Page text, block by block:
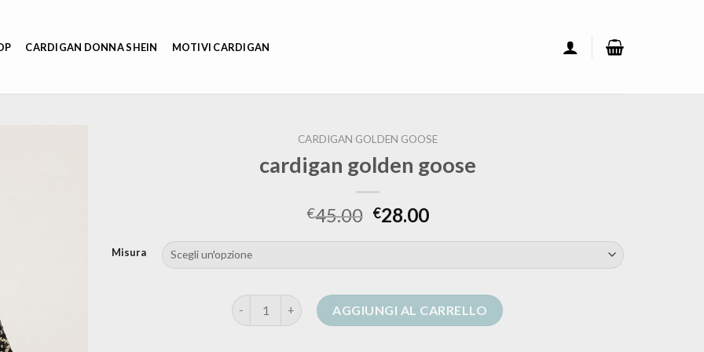
CARDIGAN DONNA SHEIN MOTIVI CARDIGAN
CARDIGAN GOLDEN GOOSE
cardigan golden goose
€45.00 €28.00
Misura
cardigan golden goose quantitàAGGIUNGI AL CARRELLO